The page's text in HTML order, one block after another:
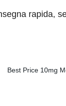
rapida,